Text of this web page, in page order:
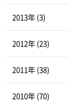
2013年 (3)
2012年 (23)
2011年 (38)
2010年 (70)